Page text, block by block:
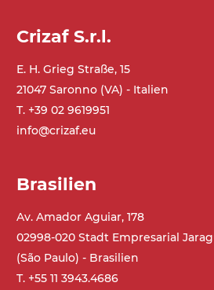
Crizaf S.r.l.
E. H. Grieg Straße, 15
21047 Saronno (VA) - Italien
T. +39 02 9619951
info@crizaf.eu
Brasilien
Av. Amador Aguiar, 178
02998-020 Stadt Empresarial
(São Paulo) - Brasilien
T. +55 11 3943.4686